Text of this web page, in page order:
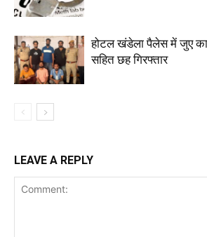
होटल खंडेला पैलेस में जुए
सहित छह गिरफ्तार
LEAVE A REPLY